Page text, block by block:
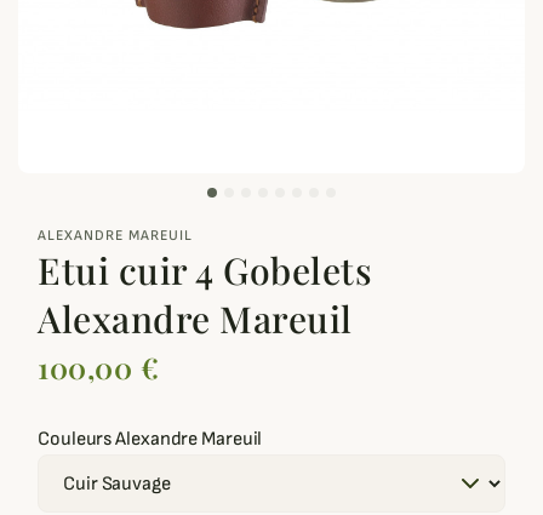
ALEXANDRE MAREUIL
Etui cuir 4 Gobelets
Alexandre Mareuil
100,00 €
Couleurs Alexandre Mareuil